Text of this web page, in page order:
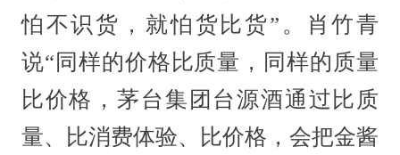
怕不识货，就怕货比货”。肖竹青
说“同样的价格比质量，同样的质量
比价格，茅台集团台源酒通过比质
量、比消费体验、比价格，会把金酱